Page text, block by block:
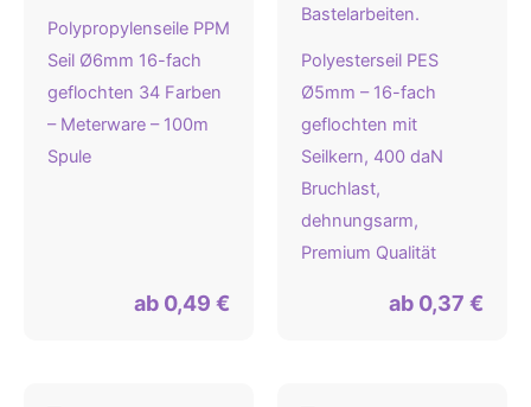
Polypropylenseile PPM
Seil Ø6mm 16-fach
geflochten 34 Farben
– Meterware – 100m
Spule
ab 0,49 €
Polyesterseil PES
Ø5mm – 16-fach
geflochten mit
Seilkern, 400 daN
Bruchlast,
dehnungsarm,
Premium Qualität
ab 0,37 €